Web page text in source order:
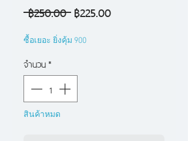
฿250.00 ราคา
฿225.00ราคา
ซื้อเยอะ ยิ่งคุ้ม 900
จำนวน*
สินค้าหมด